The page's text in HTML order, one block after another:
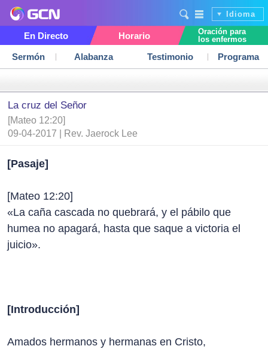
Idioma
En Directo Horario
Oración para
los enfermos
Sermón Alabanza Testimonio Programa
La cruz del Señor
[Mateo 12:20]
09-04-2017 | Rev. Jaerock Lee
[Pasaje]
[Mateo 12:20]
«La caña cascada no quebrará, y el pábilo que
humea no apagará, hasta que saque a victoria el
juicio».
[Introducción]
Amados hermanos y hermanas en Cristo,